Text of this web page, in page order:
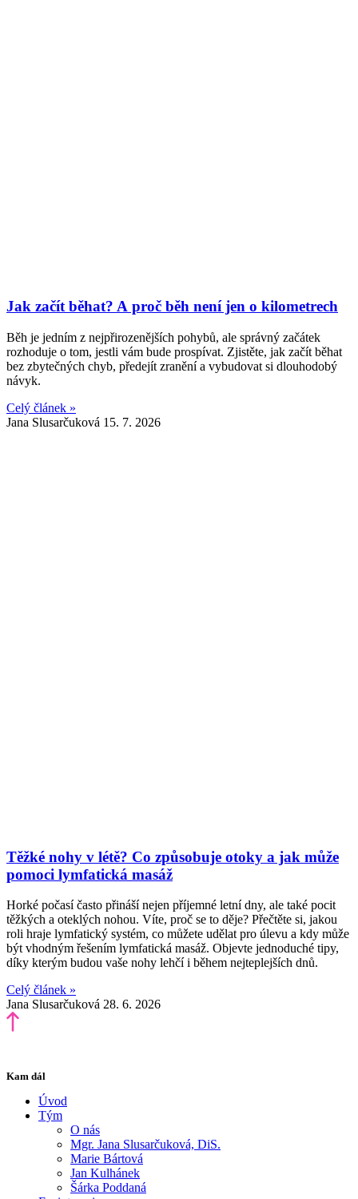
Jak začít běhat? A proč běh není jen o kilometrech
Běh je jedním z nejpřirozenějších pohybů, ale správný začátek
rozhoduje o tom, jestli vám bude prospívat. Zjistěte, jak začít běhat
bez zbytečných chyb, předejít zranění a vybudovat si dlouhodobý
návyk.
Celý článek »
Jana Slusarčuková 15. 7. 2026
Těžké nohy v létě? Co způsobuje otoky a jak může
pomoci lymfatická masáž
Horké počasí často přináší nejen příjemné letní dny, ale také pocit
těžkých a oteklých nohou. Víte, proč se to děje? Přečtěte si, jakou
roli hraje lymfatický systém, co můžete udělat pro úlevu a kdy může
být vhodným řešením lymfatická masáž. Objevte jednoduché tipy,
díky kterým budou vaše nohy lehčí i během nejteplejších dnů.
Celý článek »
Jana Slusarčuková 28. 6. 2026
Kam dál
Úvod
Tým
O nás
Mgr. Jana Slusarčuková, DiS.
Marie Bártová
Jan Kulhánek
Šárka Poddaná